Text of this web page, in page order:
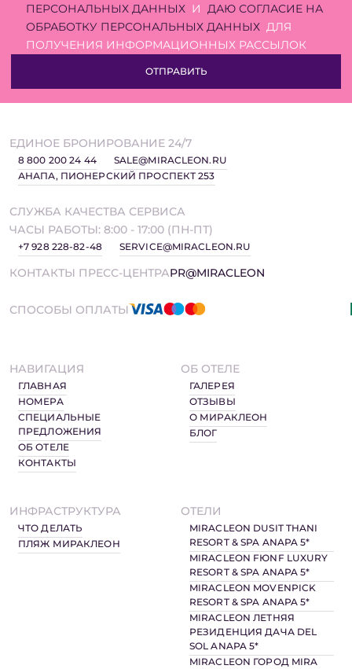
ПЕРСОНАЛЬНЫХ ДАННЫХ И ДАЮ СОГЛАСИЕ НА
ОБРАБОТКУ ПЕРСОНАЛЬНЫХ ДАННЫХ ДЛЯ
ПОЛУЧЕНИЯ ИНФОРМАЦИОННЫХ РАССЫЛОК
ОТПРАВИТЬ
ЕДИНОЕ БРОНИРОВАНИЕ 24/7
8 800 200 24 44
SALE@MIRACLEON.RU
АНАПА, ПИОНЕРСКИЙ ПРОСПЕКТ 253
СЛУЖБА КАЧЕСТВА СЕРВИСА
ЧАСЫ РАБОТЫ: 8:00 - 17:00 (ПН-ПТ)
+7 928 228-82-48 SERVICE@MIRACLEON.RU
КОНТАКТЫ ПРЕСС-ЦЕНТРАPR@MIRACLEON
СПОСОБЫ ОПЛАТЫ
НАВИГАЦИЯ
ГЛАВНАЯ
НОМЕРА
СПЕЦИАЛЬНЫЕ
ПРЕДЛОЖЕНИЯ
ОБ ОТЕЛЕ
КОНТАКТЫ
ОБ ОТЕЛЕ
ГАЛЕРЕЯ
ОТЗЫВЫ
О МИРАКЛЕОН
БЛОГ
ИНФРАСТРУКТУРА
ЧТО ДЕЛАТЬ
ПЛЯЖ МИРАКЛЕОН
ОТЕЛИ
MIRACLEON DUSIT THANI
RESORT & SPA ANAPA 5*
MIRACLEON FЮNF LUXURY
RESORT & SPA ANAPA 5*
MIRACLEON MOVENPICK
RESORT & SPA ANAPA 5*
MIRACLEON ЛЕТНЯЯ
РЕЗИДЕНЦИЯ ДАЧА DEL
SOL ANAPA 5*
MIRACLEON ГОРОД MIRA